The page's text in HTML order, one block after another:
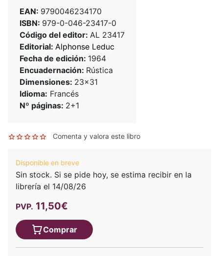
EAN: 9790046234170
ISBN: 979-0-046-23417-0
Código del editor: AL 23417
Editorial: Alphonse Leduc
Fecha de edición: 1964
Encuadernación: Rústica
Dimensiones: 23x31
Idioma: Francés
Nº páginas: 2+1
Comenta y valora este libro
Disponible en breve
Sin stock. Si se pide hoy, se estima recibir en la
librería el 14/08/26
PVP. 11,50€
Comprar